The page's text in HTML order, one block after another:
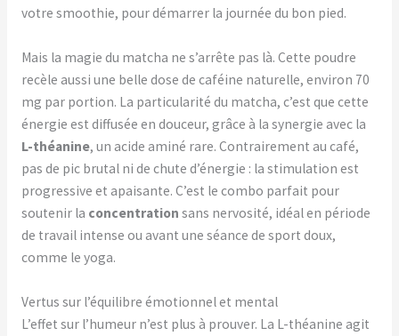
votre smoothie, pour démarrer la journée du bon pied.
Mais la magie du matcha ne s’arrête pas là. Cette poudre
recèle aussi une belle dose de caféine naturelle, environ 70
mg par portion. La particularité du matcha, c’est que cette
énergie est diffusée en douceur, grâce à la synergie avec la
L-théanine, un acide aminé rare. Contrairement au café,
pas de pic brutal ni de chute d’énergie : la stimulation est
progressive et apaisante. C’est le combo parfait pour
soutenir la concentration sans nervosité, idéal en période
de travail intense ou avant une séance de sport doux,
comme le yoga.
Vertus sur l’équilibre émotionnel et mental
L’effet sur l’humeur n’est plus à prouver. La L-théanine agit